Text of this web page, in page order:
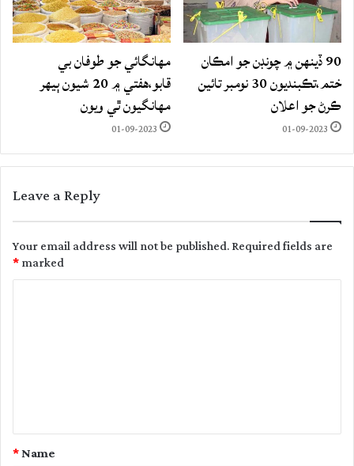
90 ڏينهن ۾ چونڊن جو امڪان
ختم،تڪبنديون 30 نومبر تائين
ڪرڻ جو اعلان
01-09-2023
مهانگائي جو طوفان بي
قابو،هفتي ۾ 20 شيون ٻيهر
مهانگيون ٿي ويون
01-09-2023
Leave a Reply
Your email address will not be published.Required fields are
marked
*
t
Name
*